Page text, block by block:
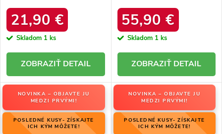
34586 SREBRNY
21,90 €
Skladom 1 ks
DETAIL
produktu OO274A206
55,90 €
Skladom 1 ks
DETAIL
NOVINKA – OBJAVTE JU
MEDZI PRVÝMI!
POSLEDNÉ KUSY- ZÍSKAJTE
ICH KÝM MÔŽETE!
NOVINKA – OBJAVTE JU
MEDZI PRVÝMI!
POSLEDNÉ KUSY- ZÍSKAJTE
ICH KÝM MÔŽETE!